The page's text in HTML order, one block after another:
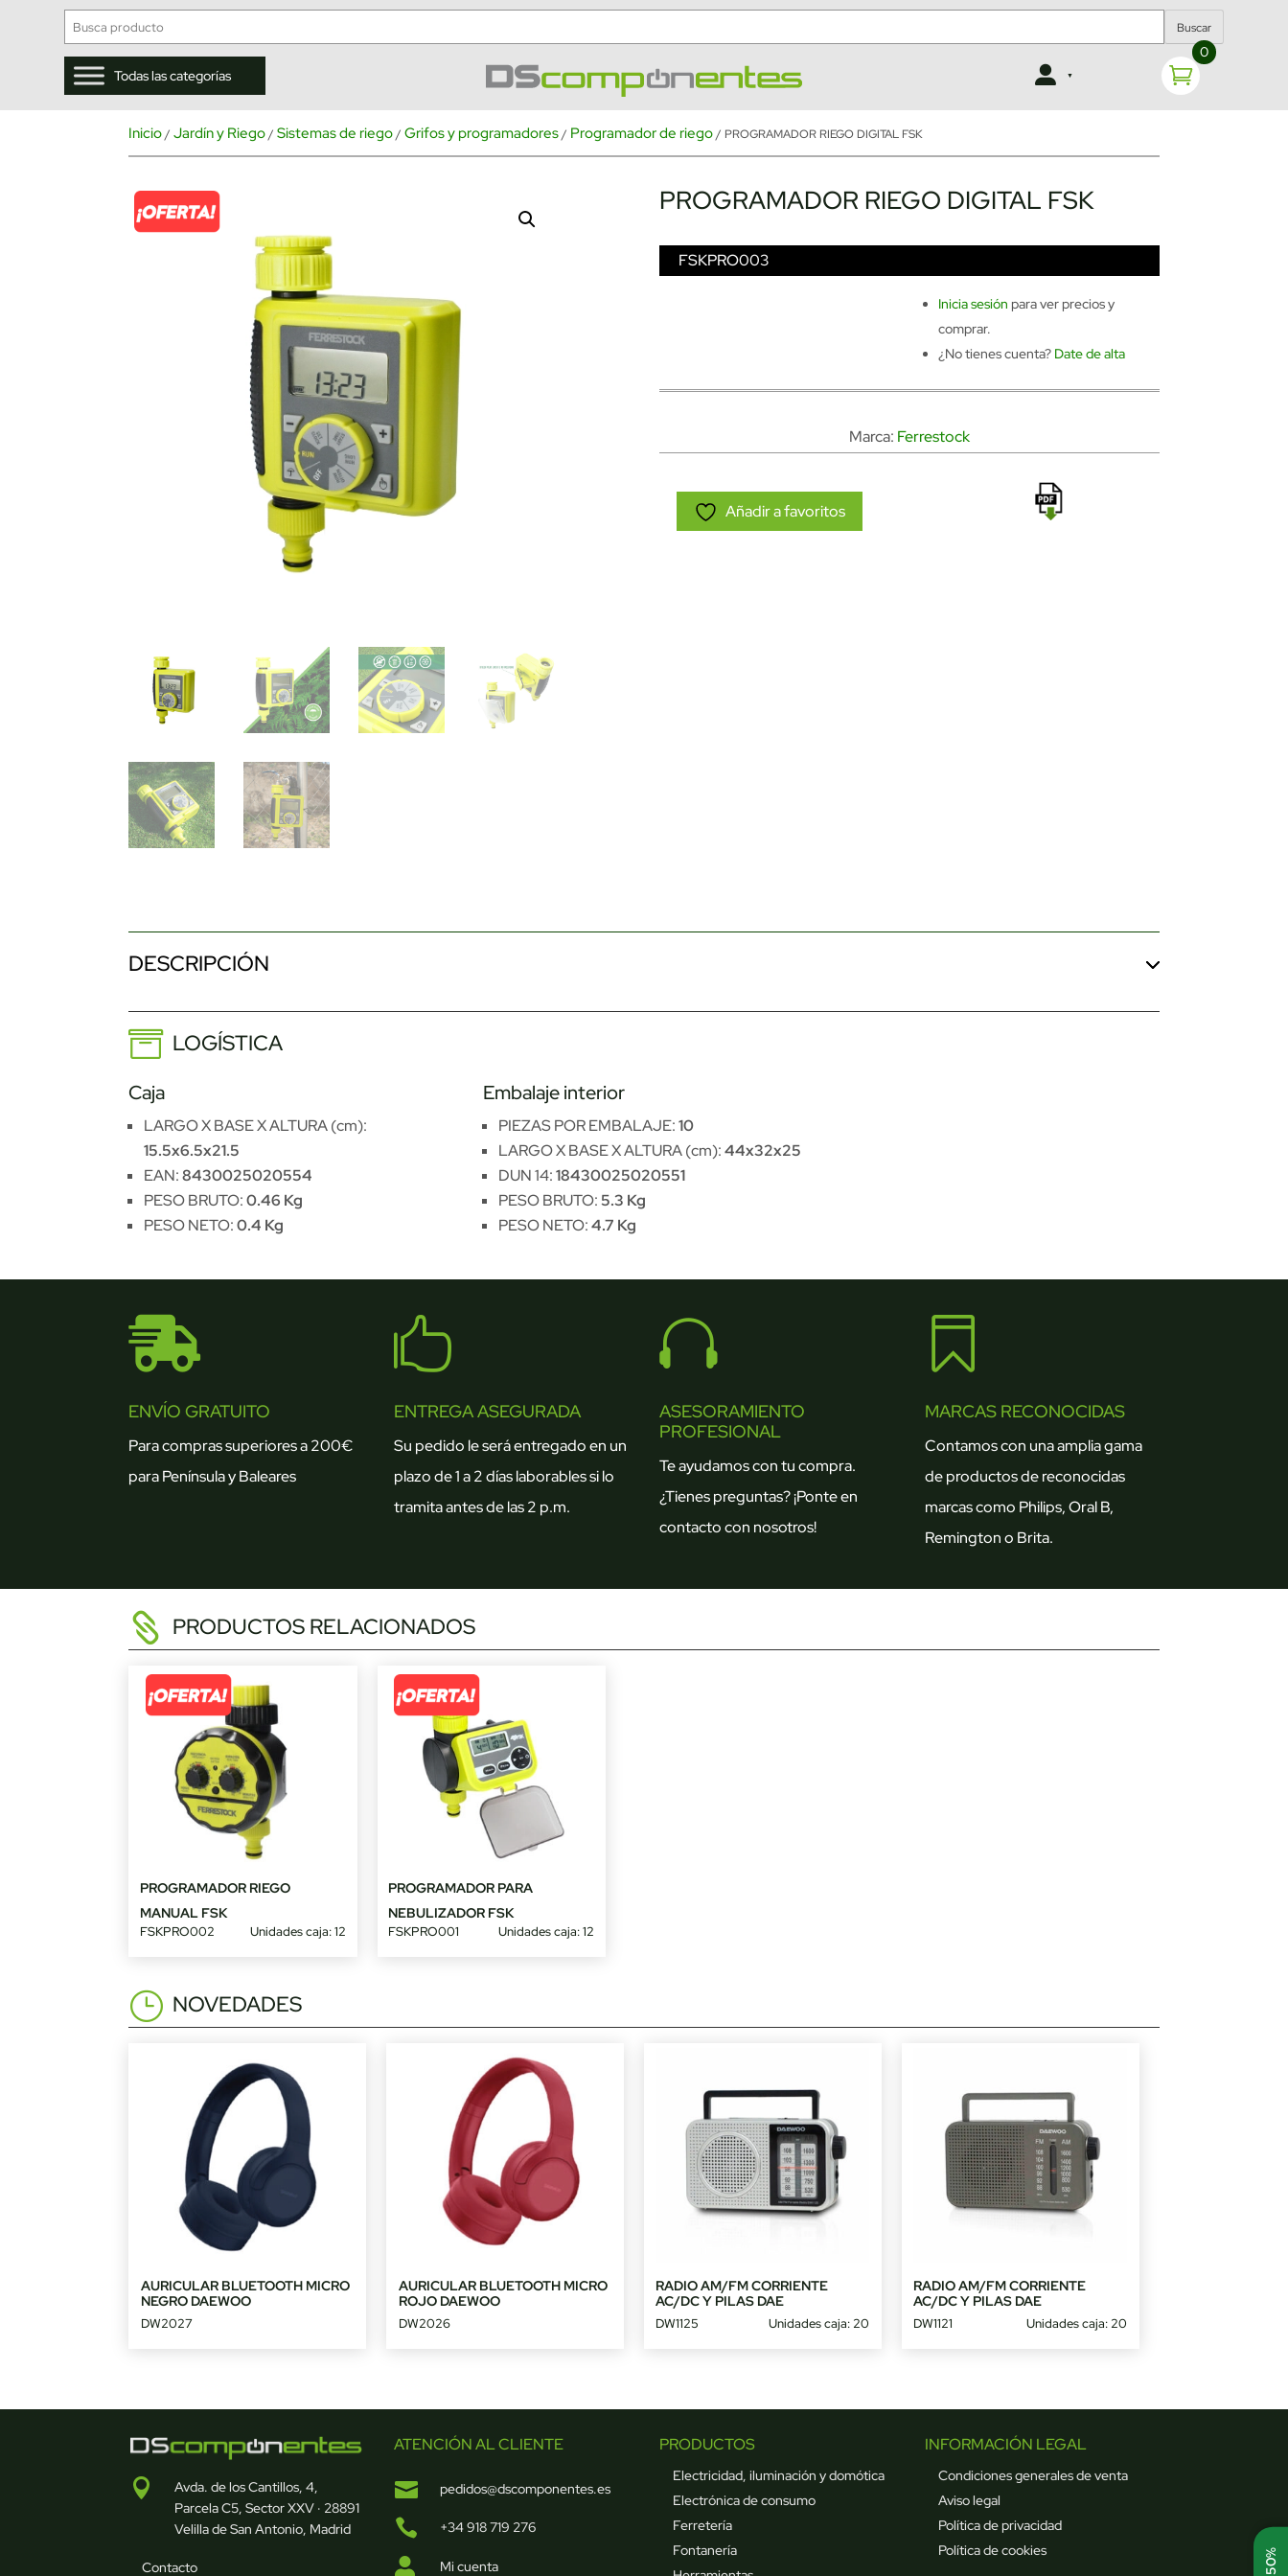
Buscar
Todas las categorías
0
Inicio/Jardín y Riego/Sistemas de riego/Grifos y programadores/ Programador de riego/ PROGRAMADOR RIEGO DIGITAL FSK
PROGRAMADOR RIEGO DIGITAL FSK
FSKPRO003
Inicia sesión para ver precios y
comprar.
¿No tienes cuenta? Date de alta
Marca: Ferrestock
Añadir a favoritos
DESCRIPCIÓN
LOGÍSTICA
Caja
LARGO X BASE X ALTURA (cm):
15.5x6.5x21.5
EAN:8430025020554
PESO BRUTO:0.46 Kg
PESO NETO:0.4 Kg
Embalaje interior
PIEZAS POR EMBALAJE:10
LARGO X BASE X ALTURA (cm):44x32x25
DUN 14:18430025020551
PESO BRUTO:5.3 Kg
PESO NETO:4.7 Kg

ENVÍO GRATUITO
Para compras superiores a 200€
para Península y Baleares

ENTREGA ASEGURADA
Su pedido le será entregado en un
plazo de 1 a 2 días laborables si lo
tramita antes de las 2 p.m.

ASESORAMIENTO
PROFESIONAL
Te ayudamos con tu compra.
¿Tienes preguntas? ¡Ponte en
contacto con nosotros!

MARCAS RECONOCIDAS
Contamos con una amplia gama
de productos de reconocidas
marcas como Philips, Oral B,
Remington o Brita.
PRODUCTOS RELACIONADOS
PROGRAMADOR RIEGO
MANUAL FSK
FSKPRO002 Unidades caja: 12
PROGRAMADOR PARA
NEBULIZADOR FSK
FSKPRO001 Unidades caja: 12
NOVEDADES
AURICULAR BLUETOOTH MICRO
NEGRO DAEWOO
DW2027
AURICULAR BLUETOOTH MICRO
ROJO DAEWOO
DW2026
RADIO AM/FM CORRIENTE
AC/DC Y PILAS DAE
DW1125 Unidades caja: 20
RADIO AM/FM CORRIENTE
AC/DC Y PILAS DAE
DW1121 Unidades caja: 20

Avda. de los Cantillos, 4,
Parcela C5, Sector XXV · 28891
Velilla de San Antonio, Madrid
Contacto
ATENCIÓN AL CLIENTE
 pedidos@dscomponentes.es
 +34 918 719 276
 Mi cuenta
PRODUCTOS
Electricidad, iluminación y domótica
Electrónica de consumo
Ferretería
Fontanería
INFORMACIÓN LEGAL
Condiciones generales de venta
Aviso legal
Política de privacidad
Política de cookies